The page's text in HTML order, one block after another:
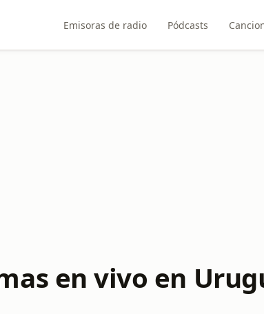
Emisoras de radio Pódcasts
en vivo en